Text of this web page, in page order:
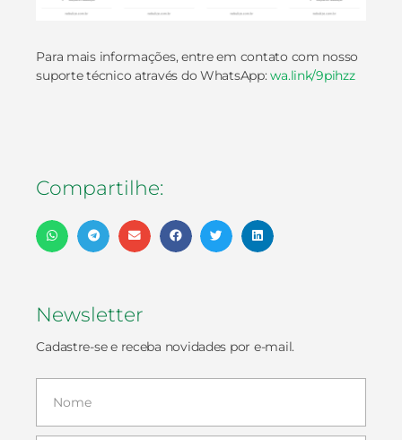
Para mais informações, entre em contato com nosso
suporte técnico através do WhatsApp:wa.link/9pihzz
Compartilhe:
Newsletter
Cadastre-se e receba novidades por e-mail.